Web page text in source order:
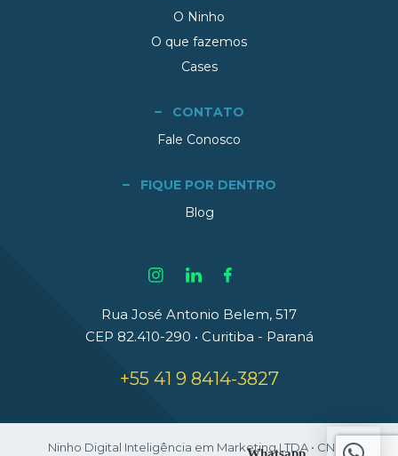
O Ninho
O que fazemos
Cases
CONTATO
Fale Conosco
FIQUE POR DENTRO
Blog
Rua José Antonio Belem, 517
CEP 82.410-290 • Curitiba - Paraná
+55 41 9 8414-3827
Ninho Digital Inteligência em Marketing LTDA • CNPJ: